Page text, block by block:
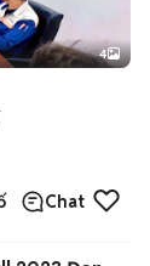
4
Chat